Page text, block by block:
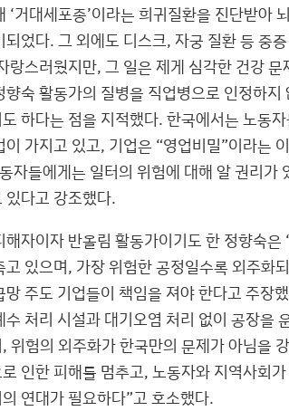
‘거대세포종’이라는 희귀질환을 진단받아
되었다. 그 외에도 디스크, 자궁 질환 등 중
랑스러웠지만, 그 일은 제게 심각한 건강
향숙 활동가의 질병을 직업병으로 인정하
하다는 점을 지적했다. 한국에서는 노동
이 가지고 있고, 기업은 “영업비밀”이라는
자들에게는 일터의 위험에 대해 알 권리가
있다고 강조했다.
해자이자 반올림 활동가이기도 한 정향숙
고 있으며, 가장 위험한 공정일수록 외주화
망 주도 기업들이 책임을 져야 한다고 주장
수 처리 시설과 대기오염 처리 없이 공장을
위험의 외주화가 한국만의 문제가 아님을
인한 피해를 멈추고, 노동자와 지역사회
연대가 필요하다”고 호소했다.